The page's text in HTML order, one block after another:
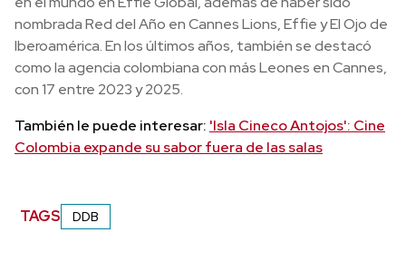
nombrada Red del Año en Cannes Lions, Effie y El Ojo de
Iberoamérica. En los últimos años, también se destacó
como la agencia colombiana con más Leones en Cannes,
con 17 entre 2023 y 2025.
También le puede interesar: 'Isla Cineco Antojos': Cine
Colombia expande su sabor fuera de las salas
TAGS DDB